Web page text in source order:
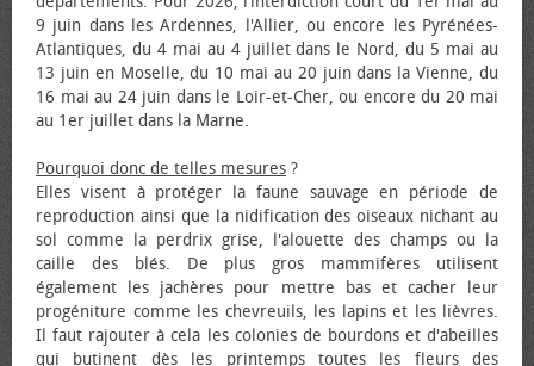
9 juin dans les Ardennes, l'Allier, ou encore les Pyrénées-
Atlantiques, du 4 mai au 4 juillet dans le Nord, du 5 mai au
13 juin en Moselle, du 10 mai au 20 juin dans la Vienne, du
16 mai au 24 juin dans le Loir-et-Cher, ou encore du 20 mai
au 1er juillet dans la Marne.
Pourquoi donc de telles mesures ?
Elles visent à protéger la faune sauvage en période de
reproduction ainsi que la nidification des oiseaux nichant au
sol comme la perdrix grise, l'alouette des champs ou la
caille des blés. De plus gros mammifères utilisent
également les jachères pour mettre bas et cacher leur
progéniture comme les chevreuils, les lapins et les lièvres.
Il faut rajouter à cela les colonies de bourdons et d'abeilles
qui butinent dès les printemps toutes les fleurs des